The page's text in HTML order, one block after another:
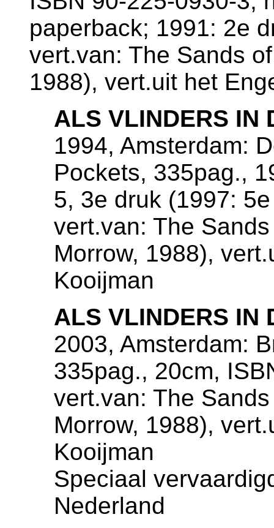
paperback; 1991: 2e
vert.van: The Sands
1988), vert.uit het
ALS VLINDERS IN
1994, Amsterdam:
Pockets, 335pag.,
5, 3e druk (1997:
vert.van: The
Morrow, 1988),
Kooijman
ALS VLINDERS IN
2003, Amsterdam:
335pag., 20cm,
vert.van: The
Morrow, 1988),
Kooijman
Speciaal
Nederland